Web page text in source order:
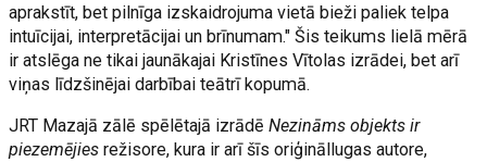
aprakstīt, bet pilnīga izskaidrojuma vietā bieži paliek telpa
intuīcijai, interpretācijai un brīnumam." Šis teikums lielā mērā
ir atslēga ne tikai jaunākajai Kristīnes Vītolas izrādei, bet arī
viņas līdzšinējai darbībai teātrī kopumā.
JRT Mazajā zālē spēlētajā izrādēNezināms objekts ir
piezemējies režisore, kura ir arī šīs oriģināllugas autore,